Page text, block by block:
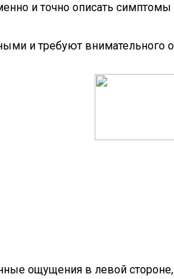
и точно описать
и требуют внимательного
ощущения в левой